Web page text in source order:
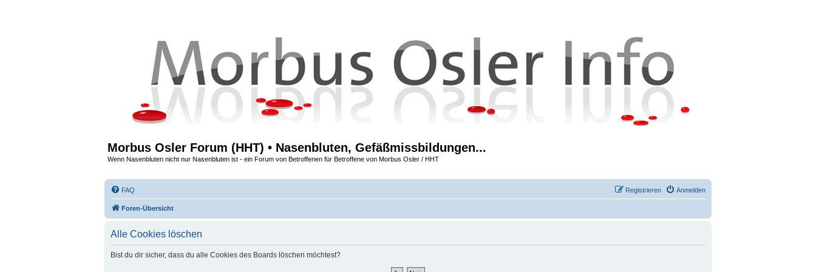
Morbus Osler Forum (HHT) • Nasenbluten, Gefäßmissbildungen...
Wenn Nasenbluten nicht nur Nasenbluten ist - ein Forum von Betroffenen für Betroffene von Morbus Osler / HHT
FAQ Anmelden
Registrieren
Foren-Übersicht
Alle Cookies löschen
Bist du dir sicher, dass du alle Cookies des Boards löschen möchtest?